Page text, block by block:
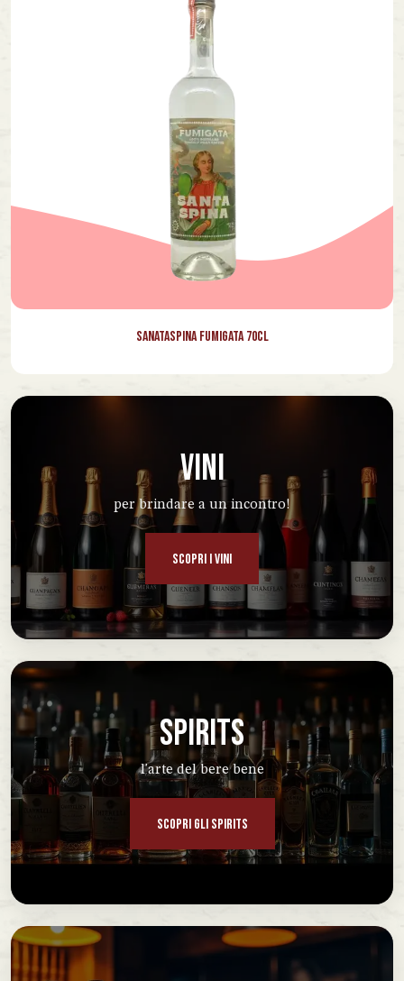
Sanataspina Fumigata 70cl
VINI
per brindare a un incontro!
SCOPRI I VINI
SPIRITS
l'arte del bere bene
SCOPRI GLI SPIRITS